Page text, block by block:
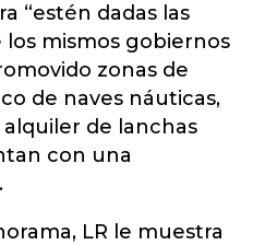
“estén dadas las
mismos gobiernos
zonas de
de naves náuticas,
de lanchas
con una
LR le muestra